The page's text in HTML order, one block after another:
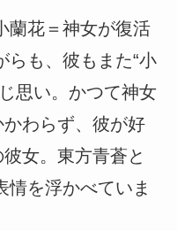
蘭花＝神女が復活
らも、彼もまた“小
思い。かつて神女
かわらず、彼が好
女。東方青蒼と
情を浮かべていま